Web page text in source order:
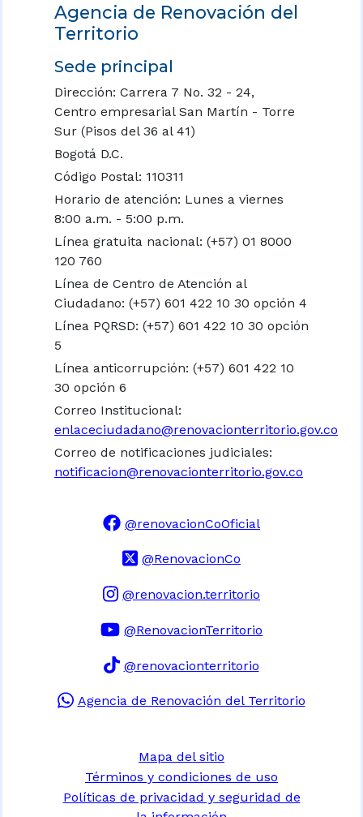
Agencia de Renovación del
Territorio
Sede principal
Dirección: Carrera 7 No. 32 - 24,
Centro empresarial San Martín - Torre
Sur (Pisos del 36 al 41)
Bogotá D.C.
Código Postal: 110311
Horario de atención: Lunes a viernes
8:00 a.m. - 5:00 p.m.
Línea gratuita nacional: (+57) 01 8000
120 760
Línea de Centro de Atención al
Ciudadano: (+57) 601 422 10 30 opción 4
Línea PQRSD: (+57) 601 422 10 30 opción
5
Línea anticorrupción: (+57) 601 422 10
30 opción 6
Correo Institucional:
enlaceciudadano@renovacionterritorio.gov.co
Correo de notificaciones judiciales:
notificacion@renovacionterritorio.gov.co
@renovacionCoOficial
@RenovacionCo
@renovacion.territorio
@RenovacionTerritorio
@renovacionterritorio
Agencia de Renovación del Territorio
Mapa del sitio
Términos y condiciones de uso
Políticas de privacidad y seguridad de